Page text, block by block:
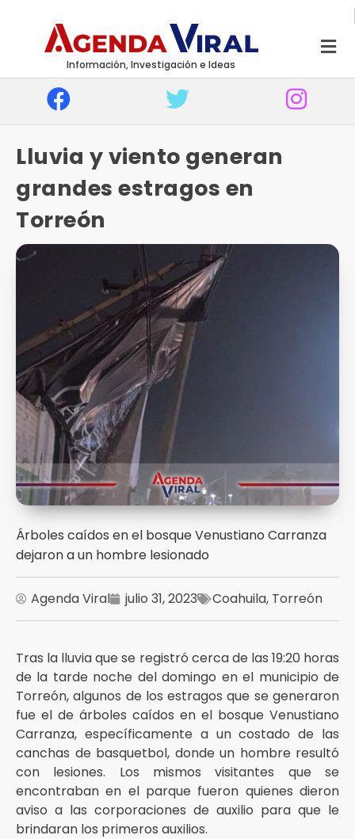
Información, Investigación e Ideas
Lluvia y viento generan
grandes estragos en
Torreón
Árboles caídos en el bosque Venustiano Carranza
dejaron a un hombre lesionado
Agenda Viral julio 31, 2023 Coahuila, Torreón
Tras la lluvia que se registró cerca de las 19:20 horas
de la tarde noche del domingo en el municipio de
Torreón, algunos de los estragos que se generaron
fue el de árboles caídos en el bosque Venustiano
Carranza, específicamente a un costado de las
canchas de basquetbol, donde un hombre resultó
con lesiones. Los mismos visitantes que se
encontraban en el parque fueron quienes dieron
aviso a las corporaciones de auxilio para que le
brindaran los primeros auxilios.